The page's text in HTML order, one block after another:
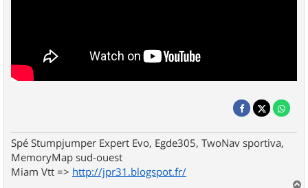
Spé Stumpjumper Expert Evo, Egde305, TwoNav sportiva,
MemoryMap sud-ouest
Miam Vtt => http://jpr31.blogspot.fr/